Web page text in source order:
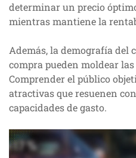
determinar un precio
mientras mantiene la
Además, la demografía del
compra pueden moldear
Comprender el público
atractivas que resuenen
capacidades de gasto.